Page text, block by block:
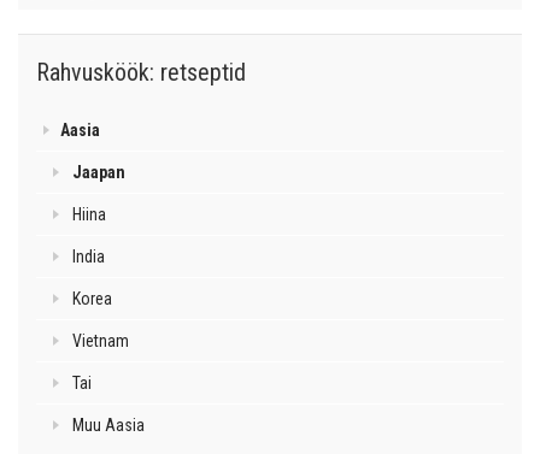
Rahvusköök: retseptid
Aasia
Jaapan
Hiina
India
Korea
Vietnam
Tai
Muu Aasia